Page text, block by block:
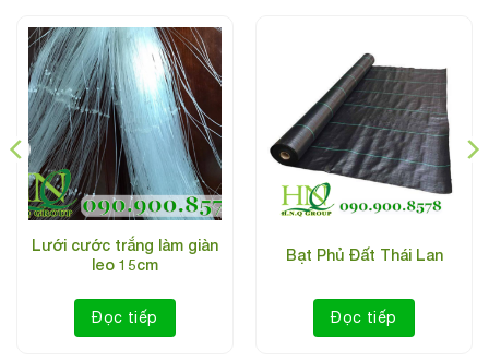
Lưới chắn côn trùng 64 lỗ/cm2
Quy cách Lưới chống côn trùng 64 lỗ/cm2
Khổ lưới: 2.1mx45m, 4,1mx45m
Lưới cước trắng làm giàn
leo 15cm
Đọc tiếp
Bạt Phủ Đất Thái Lan
Đọc tiếp